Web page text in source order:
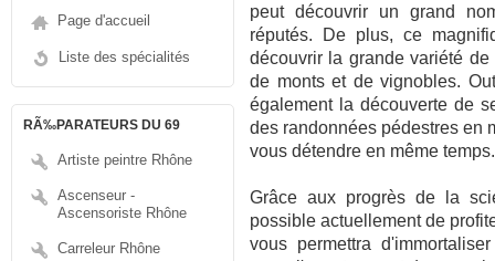
Page d'accueil
Liste des spécialités
RÃ‰PARATEURS DU 69
Artiste peintre Rhône
Ascenseur -
Ascensoriste Rhône
Carreleur Rhône
peut découvrir un grand
réputés. De plus, ce
découvrir la grande variété
de monts et de vignobles.
également la découverte de
des randonnées pédestres en
vous détendre en même temps.
Grâce aux progrès de la
possible actuellement de
vous permettra